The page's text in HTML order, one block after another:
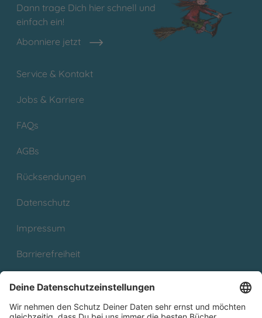
Dann trage Dich hier schnell und
einfach ein!
Abonniere jetzt
Service & Kontakt
Jobs & Karriere
FAQs
AGBs
Rücksendungen
Datenschutz
Impressum
Barrierefreiheit
Partnerprogramm (Affiliate)